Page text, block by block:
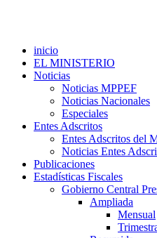
inicio
EL MINISTERIO
Noticias
Noticias MPPEF
Noticias Nacionales
Especiales
Entes Adscritos
Entes Adscritos del
Noticias Entes
Publicaciones
Estadísticas Fiscales
Gobierno Central
Ampliada
Mensual